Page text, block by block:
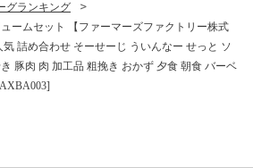
グランキング
ームセット 【ファーマーズファクトリー株式
詰め合わせ そーせーじ ういんなー せっと ソ
豚肉 肉 加工品 粗挽き おかず 夕食 朝食 バーベ